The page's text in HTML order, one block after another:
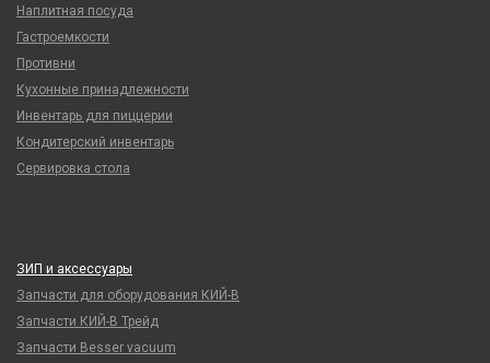
Наплитная посуда
Гастроемкости
Противни
Кухонные принадлежности
Инвентарь для пиццерии
Кондитерский инвентарь
Сервировка стола
ЗИП и аксессуары
Запчасти для оборудования КИЙ-В
Запчасти КИЙ-В Трейд
Запчасти Besser vacuum